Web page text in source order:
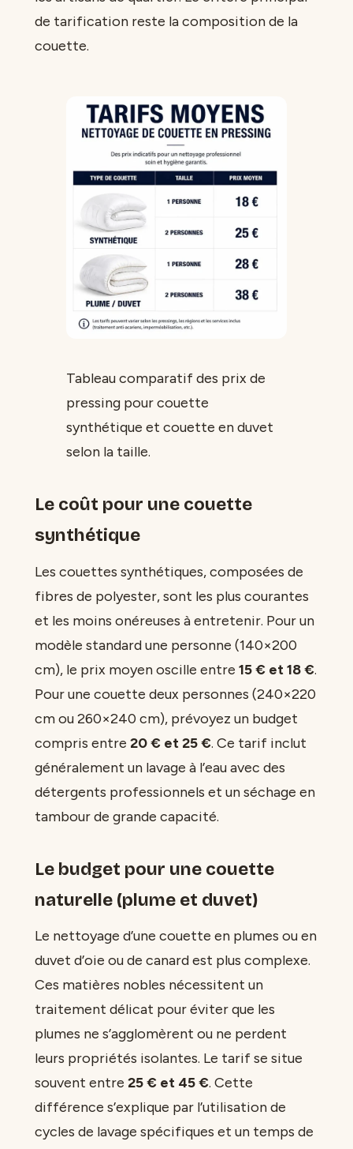
de tarification reste la composition de la
couette.
Tableau comparatif des prix de
pressing pour couette
synthétique et couette en duvet
selon la taille.
Le coût pour une couette
synthétique
Les couettes synthétiques, composées de
fibres de polyester, sont les plus courantes
et les moins onéreuses à entretenir. Pour un
modèle standard une personne (140×200
cm), le prix moyen oscille entre 15 € et 18 €.
Pour une couette deux personnes (240×220
cm ou 260×240 cm), prévoyez un budget
compris entre 20 € et 25 €. Ce tarif inclut
généralement un lavage à l’eau avec des
détergents professionnels et un séchage en
tambour de grande capacité.
Le budget pour une couette
naturelle (plume et duvet)
Le nettoyage d’une couette en plumes ou en
duvet d’oie ou de canard est plus complexe.
Ces matières nobles nécessitent un
traitement délicat pour éviter que les
plumes ne s’agglomèrent ou ne perdent
leurs propriétés isolantes. Le tarif se situe
souvent entre 25 € et 45 €. Cette
différence s’explique par l’utilisation de
cycles de lavage spécifiques et un temps de